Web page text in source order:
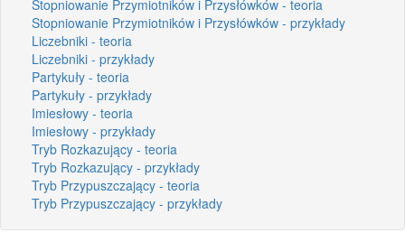
Stopniowanie Przymiotników i Przysłówków - teoria
Stopniowanie Przymiotników i Przysłówków - przykłady
Liczebniki - teoria
Liczebniki - przykłady
Partykuły - teoria
Partykuły - przykłady
Imiesłowy - teoria
Imiesłowy - przykłady
Tryb Rozkazujący - teoria
Tryb Rozkazujący - przykłady
Tryb Przypuszczający - teoria
Tryb Przypuszczający - przykłady